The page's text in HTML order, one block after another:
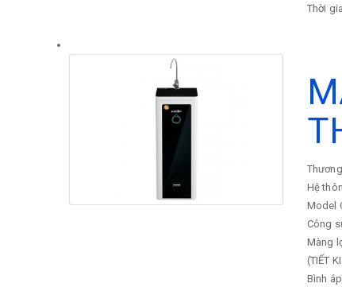
Thời
Hệ
Model
Công
Màng
(TIẾT
Bình áp